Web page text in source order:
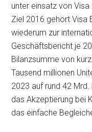
unter einsatz von
Ziel 2016 gehört Visa
wiederum zur
Geschäftsbericht je
Bilanzsumme von
Tausend millionen
2023 auf rund 42
das Akzeptierung bei
das einfache